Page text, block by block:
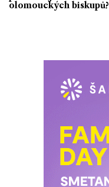
olomouckých biskupů?